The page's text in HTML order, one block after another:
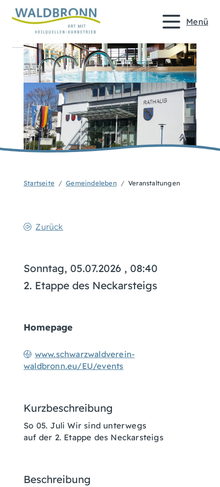
Menü
Startseite Gemeindeleben Veranstaltungen
Zurück
Sonntag, 05.07.2026 , 08:40
2. Etappe des Neckarsteigs
Homepage
www.schwarzwaldverein-
waldbronn.eu/EU/events
Kurzbeschreibung
So 05. Juli Wir sind unterwegs
auf der 2. Etappe des Neckarsteigs
Beschreibung